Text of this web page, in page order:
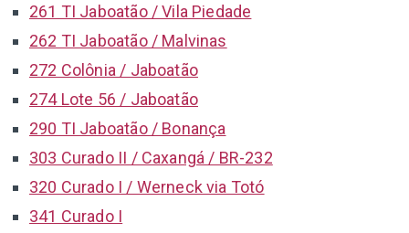
261 TI Jaboatão / Vila Piedade
262 TI Jaboatão / Malvinas
272 Colônia / Jaboatão
274 Lote 56 / Jaboatão
290 TI Jaboatão / Bonança
303 Curado II / Caxangá / BR-232
320 Curado I / Werneck via Totó
341 Curado I